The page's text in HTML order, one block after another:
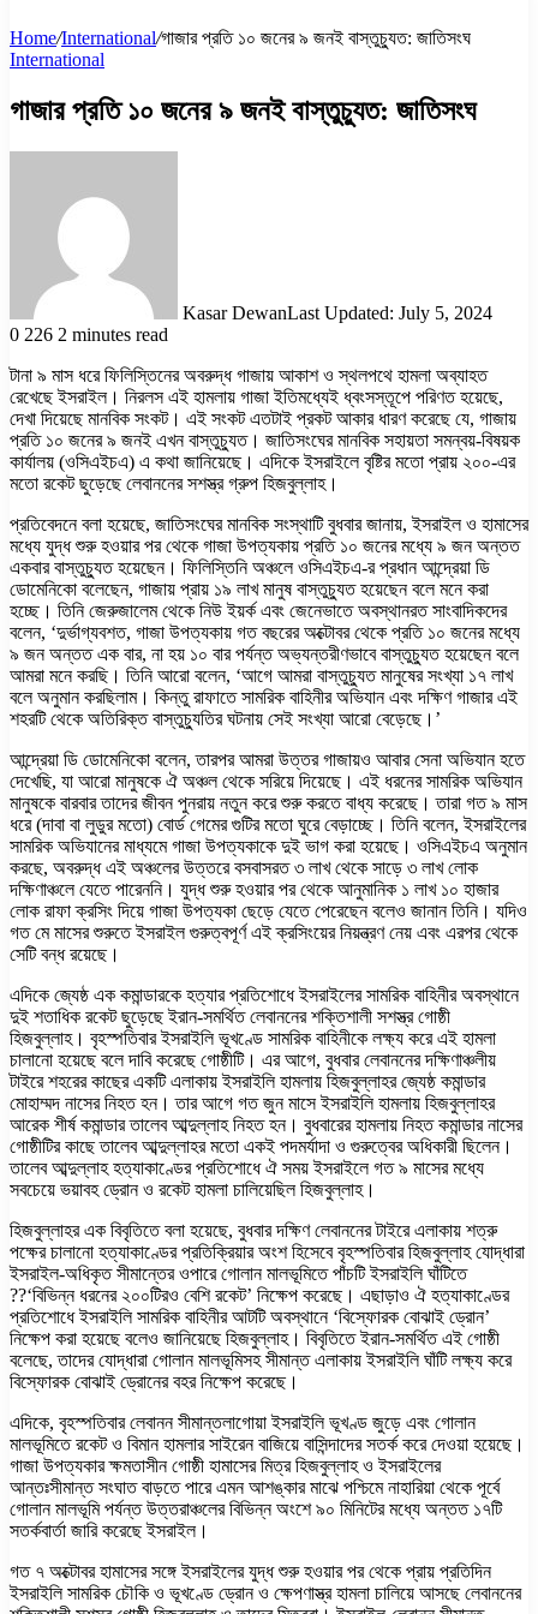
Home/International/গাজার প্রতি ১০ জনের ৯ জনই বাস্তুচ্যুত: জাতিসংঘ
International
গাজার প্রতি ১০ জনের ৯ জনই বাস্তুচ্যুত: জাতিসংঘ
Kasar DewanLast Updated: July 5, 2024
0 226 2 minutes read
টানা ৯ মাস ধরে ফিলিস্তিনের অবরুদ্ধ গাজায় আকাশ ও স্থলপথে হামলা অব্যাহত
রেখেছে ইসরাইল। নিরলস এই হামলায় গাজা ইতিমধ্যেই ধ্বংসস্তূপে পরিণত হয়েছে,
দেখা দিয়েছে মানবিক সংকট। এই সংকট এতটাই প্রকট আকার ধারণ করেছে যে, গাজায়
প্রতি ১০ জনের ৯ জনই এখন বাস্তুচ্যুত। জাতিসংঘের মানবিক সহায়তা সমন্বয়-বিষয়ক
কার্যালয় (ওসিএইচএ) এ কথা জানিয়েছে। এদিকে ইসরাইলে বৃষ্টির মতো প্রায় ২০০-এর
মতো রকেট ছুড়েছে লেবাননের সশস্ত্র গ্রুপ হিজবুল্লাহ।
প্রতিবেদনে বলা হয়েছে, জাতিসংঘের মানবিক সংস্থাটি বুধবার জানায়, ইসরাইল ও হামাসের
মধ্যে যুদ্ধ শুরু হওয়ার পর থেকে গাজা উপত্যকায় প্রতি ১০ জনের মধ্যে ৯ জন অন্তত
একবার বাস্তুচ্যুত হয়েছেন। ফিলিস্তিনি অঞ্চলে ওসিএইচএ-র প্রধান আন্দ্রেয়া ডি
ডোমেনিকো বলেছেন, গাজায় প্রায় ১৯ লাখ মানুষ বাস্তুচ্যুত হয়েছেন বলে মনে করা
হচ্ছে। তিনি জেরুজালেম থেকে নিউ ইয়র্ক এবং জেনেভাতে অবস্থানরত সাংবাদিকদের
বলেন, ‘দুর্ভাগ্যবশত, গাজা উপত্যকায় গত বছরের অক্টোবর থেকে প্রতি ১০ জনের মধ্যে
৯ জন অন্তত এক বার, না হয় ১০ বার পর্যন্ত অভ্যন্তরীণভাবে বাস্তুচ্যুত হয়েছেন বলে
আমরা মনে করছি। তিনি আরো বলেন, ‘আগে আমরা বাস্তুচ্যুত মানুষের সংখ্যা ১৭ লাখ
বলে অনুমান করছিলাম। কিন্তু রাফাতে সামরিক বাহিনীর অভিযান এবং দক্ষিণ গাজার এই
শহরটি থেকে অতিরিক্ত বাস্তুচ্যুতির ঘটনায় সেই সংখ্যা আরো বেড়েছে।’
আন্দ্রেয়া ডি ডোমেনিকো বলেন, তারপর আমরা উত্তর গাজায়ও আবার সেনা অভিযান হতে
দেখেছি, যা আরো মানুষকে ঐ অঞ্চল থেকে সরিয়ে দিয়েছে। এই ধরনের সামরিক অভিযান
মানুষকে বারবার তাদের জীবন পুনরায় নতুন করে শুরু করতে বাধ্য করেছে। তারা গত ৯ মাস
ধরে (দাবা বা লুডুর মতো) বোর্ড গেমের গুটির মতো ঘুরে বেড়াচ্ছে। তিনি বলেন, ইসরাইলের
সামরিক অভিযানের মাধ্যমে গাজা উপত্যকাকে দুই ভাগ করা হয়েছে। ওসিএইচএ অনুমান
করছে, অবরুদ্ধ এই অঞ্চলের উত্তরে বসবাসরত ৩ লাখ থেকে সাড়ে ৩ লাখ লোক
দক্ষিণাঞ্চলে যেতে পারেননি। যুদ্ধ শুরু হওয়ার পর থেকে আনুমানিক ১ লাখ ১০ হাজার
লোক রাফা ক্রসিং দিয়ে গাজা উপত্যকা ছেড়ে যেতে পেরেছেন বলেও জানান তিনি। যদিও
গত মে মাসের শুরুতে ইসরাইল গুরুত্বপূর্ণ এই ক্রসিংয়ের নিয়ন্ত্রণ নেয় এবং এরপর থেকে
সেটি বন্ধ রয়েছে।
এদিকে জ্যেষ্ঠ এক কমান্ডারকে হত্যার প্রতিশোধে ইসরাইলের সামরিক বাহিনীর অবস্থানে
দুই শতাধিক রকেট ছুড়েছে ইরান-সমর্থিত লেবাননের শক্তিশালী সশস্ত্র গোষ্ঠী
হিজবুল্লাহ। বৃহস্পতিবার ইসরাইলি ভূখণ্ডে সামরিক বাহিনীকে লক্ষ্য করে এই হামলা
চালানো হয়েছে বলে দাবি করেছে গোষ্ঠীটি। এর আগে, বুধবার লেবাননের দক্ষিণাঞ্চলীয়
টাইরে শহরের কাছের একটি এলাকায় ইসরাইলি হামলায় হিজবুল্লাহর জ্যেষ্ঠ কমান্ডার
মোহাম্মদ নাসের নিহত হন। তার আগে গত জুন মাসে ইসরাইলি হামলায় হিজবুল্লাহর
আরেক শীর্ষ কমান্ডার তালেব আব্দুল্লাহ নিহত হন। বুধবারের হামলায় নিহত কমান্ডার নাসের
গোষ্ঠীটির কাছে তালেব আব্দুল্লাহর মতো একই পদমর্যাদা ও গুরুত্বের অধিকারী ছিলেন।
তালেব আব্দুল্লাহ হত্যাকাণ্ডের প্রতিশোধে ঐ সময় ইসরাইলে গত ৯ মাসের মধ্যে
সবচেয়ে ভয়াবহ ড্রোন ও রকেট হামলা চালিয়েছিল হিজবুল্লাহ।
হিজবুল্লাহর এক বিবৃতিতে বলা হয়েছে, বুধবার দক্ষিণ লেবাননের টাইরে এলাকায় শত্রু
পক্ষের চালানো হত্যাকাণ্ডের প্রতিক্রিয়ার অংশ হিসেবে বৃহস্পতিবার হিজবুল্লাহ যোদ্ধারা
ইসরাইল-অধিকৃত সীমান্তের ওপারে গোলান মালভূমিতে পাঁচটি ইসরাইলি ঘাঁটিতে
??‘বিভিন্ন ধরনের ২০০টিরও বেশি রকেট’ নিক্ষেপ করেছে। এছাড়াও ঐ হত্যাকাণ্ডের
প্রতিশোধে ইসরাইলি সামরিক বাহিনীর আটটি অবস্থানে ‘বিস্ফোরক বোঝাই ড্রোন’
নিক্ষেপ করা হয়েছে বলেও জানিয়েছে হিজবুল্লাহ। বিবৃতিতে ইরান-সমর্থিত এই গোষ্ঠী
বলেছে, তাদের যোদ্ধারা গোলান মালভূমিসহ সীমান্ত এলাকায় ইসরাইলি ঘাঁটি লক্ষ্য করে
বিস্ফোরক বোঝাই ড্রোনের বহর নিক্ষেপ করেছে।
এদিকে, বৃহস্পতিবার লেবানন সীমান্তলাগোয়া ইসরাইলি ভূখণ্ড জুড়ে এবং গোলান
মালভূমিতে রকেট ও বিমান হামলার সাইরেন বাজিয়ে বাসিন্দাদের সতর্ক করে দেওয়া হয়েছে।
গাজা উপত্যকার ক্ষমতাসীন গোষ্ঠী হামাসের মিত্র হিজবুল্লাহ ও ইসরাইলের
আন্তঃসীমান্ত সংঘাত বাড়তে পারে এমন আশঙ্কার মাঝে পশ্চিমে নাহারিয়া থেকে পূর্বে
গোলান মালভূমি পর্যন্ত উত্তরাঞ্চলের বিভিন্ন অংশে ৯০ মিনিটের মধ্যে অন্তত ১৭টি
সতর্কবার্তা জারি করেছে ইসরাইল।
গত ৭ অক্টোবর হামাসের সঙ্গে ইসরাইলের যুদ্ধ শুরু হওয়ার পর থেকে প্রায় প্রতিদিন
ইসরাইলি সামরিক চৌকি ও ভূখণ্ডে ড্রোন ও ক্ষেপণাস্ত্র হামলা চালিয়ে আসছে লেবাননের